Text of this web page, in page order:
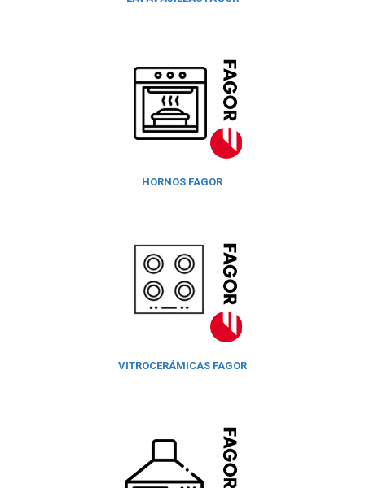
HORNOS FAGOR
VITROCERÁMICAS FAGOR